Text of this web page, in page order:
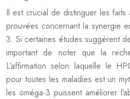
Il est crucial de distinguer les faits
prouvées concernant la synergie
3. Si certaines études suggèrent
important de noter que la
L’affirmation selon laquelle le
pour toutes les maladies est un
les oméga-3 puissent améliorer